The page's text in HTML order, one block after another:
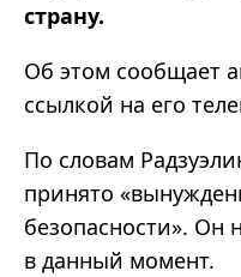
страну.
Об этом сообщает
ссылкой на его
По словам
принято
безопасности». Он
в данный момент.